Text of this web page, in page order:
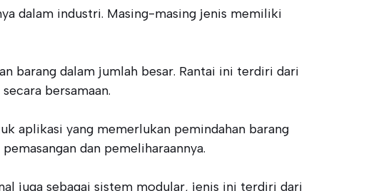
dalam industri. Masing-masing jenis memiliki
barang dalam jumlah besar. Rantai ini terdiri dari
bersamaan.
aplikasi yang memerlukan pemindahan barang
dan pemeliharaannya.
juga sebagai sistem modular, jenis ini terdiri dari